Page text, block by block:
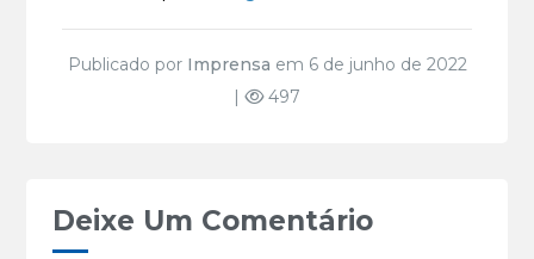
Publicado por Imprensa em 6 de junho de 2022
|
497
Deixe Um Comentário